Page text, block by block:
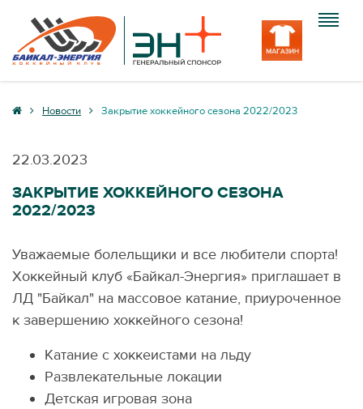
Клуб
Медиа
Вход
Новости Закрытие хоккейного сезона 2022/2023
22.03.2023
ЗАКРЫТИЕ ХОККЕЙНОГО СЕЗОНА
2022/2023
Уважаемые болельщики и все любители спорта!
Хоккейный клуб «Байкал-Энергия» приглашает в
ЛД "Байкал" на массовое катание, приуроченное
к завершению хоккейного сезона!
Катание с хоккеистами на льду
Развлекательные локации
Детская игровая зона